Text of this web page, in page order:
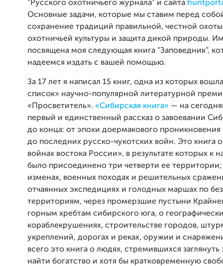
“Русского охотничьего журнала” и сайта
Основные задачи, которые мы ставим перед
сохранение традиций правильной, честной
охотничьей культуры и защита дикой природы.
посвящена моя следующая книга “Заповедник”,
надеемся издать с вашей помощью.
За 17 лет я написал 15 книг, одна из которых
список» научно-популярной литературной
«Просветитель». «Сибирская книга» — на
первый и единственный рассказ о завоевании
до конца: от эпохи доермакового проникновения
до последних русско-чукотских войн. Это книга
вой­нах востока России», в результате которых к
было присоединено три четверти ее территории;
изменах, военных походах и решитель­ных
отчаянных экспедициях и голодных маршах по
территориям, через промерзшие пустыни
горным хребтам сибирского юга, о
кораблекрушениях, строительстве городов,
укреплений, дорогах и реках, оружии и
всего это книга о людях, стремившихся заглянуть
найти богатство и хотя бы кратковременную